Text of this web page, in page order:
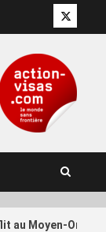
Twitter
au Moyen-